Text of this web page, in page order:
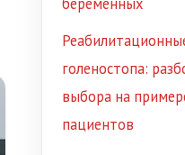
голеностопа:
выбора на
пациентов